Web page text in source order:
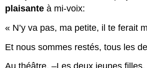
plaisante à mi-voix:
« N’y va pas, ma petite, il te ferait
Et nous sommes restés, tous les